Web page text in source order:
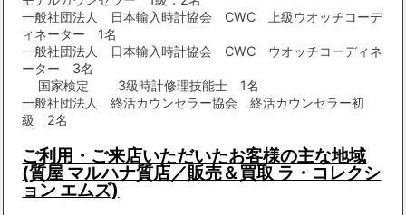
一般社団法人 日本輸入時計協会 CWC 上級ウオッチコーデ
ィネーター 1名
一般社団法人 日本輸入時計協会 CWC ウオッチコーディネ
ーター 3名
国家検定 3級時計修理技能士 1名
一般社団法人 終活カウンセラー協会 終活カウンセラー初
級 2名
ご利用・ご来店いただいたお客様の主な地域
(質屋 マルハナ質店／販売＆買取 ラ・コレクシ
ョン エムズ)